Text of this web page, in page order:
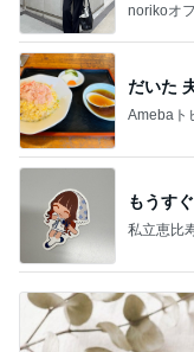
norikoオフ
だいた
Amebaト
もうす
私立恵比